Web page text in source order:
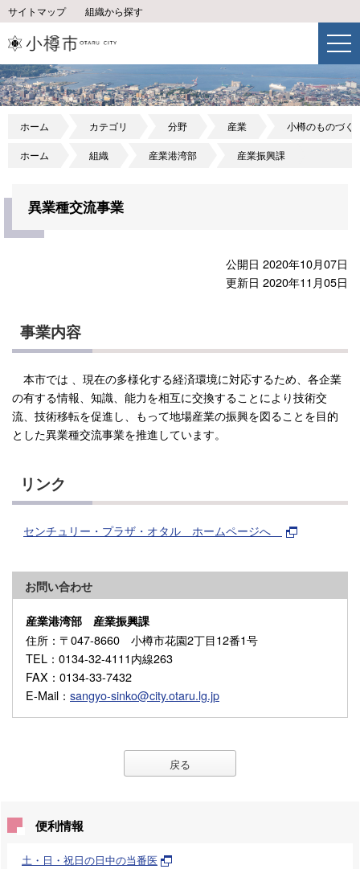
サイトマップ 組織から探す
ホーム カテゴリ 分野 産業 小樽のものづく
ホーム 組織 産業港湾部 産業振興課
異業種交流事業
公開日 2020年10月07日
更新日 2020年11月05日
事業内容
本市では 、現在の多様化する経済環境に対応するため、各企業
の有する情報、知識、能力を相互に交換することにより技術交
流、技術移転を促進し、もって地場産業の振興を図ることを目的
とした異業種交流事業を推進しています。
リンク
センチュリー・プラザ・オタル ホームページへ
お問い合わせ
産業港湾部 産業振興課
住所 ：〒047-8660 小樽市花園2丁目12番1号
TEL ：0134-32-4111内線263
FAX ：0134-33-7432
E-Mail ： sangyo-sinko@city.otaru.lg.jp
戻る
便利情報
土・日・祝日の日中の当番医